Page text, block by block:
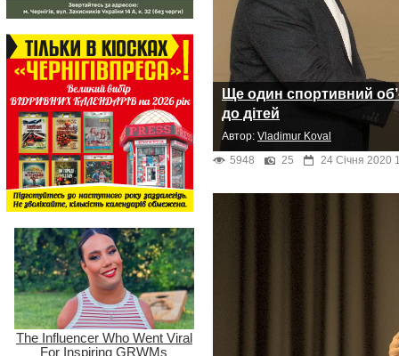
Ще один спортивний
до дітей
Автор: Vladimur Koval
5948
25 24 Січня 2020